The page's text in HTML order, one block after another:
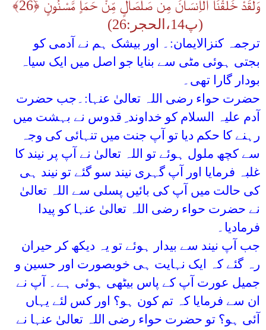
وَلَقَدْ خَلَقْنَا الۡاِنۡسَانَ مِنۡ صَلْصَالٍ مِّنْ حَمَاٍ مَّسْنُوۡنٍ ﴿ۚ26﴾
(پ14،الحجر:26)
ترجمہ کنزالایمان:۔ اور بیشک ہم نے آدمی کو
بجتی ہوئی مٹی سے بنایا جو اصل میں ایک سیاہ
بودار گارا تھی۔
حضرت حواء رضی اللہ تعالیٰ عنہا:۔جب حضرت
آدم علیہ السلام کو خداوند ِ قدوس نے بہشت میں
رہنے کا حکم دیا تو آپ جنت میں تنہائی کی وجہ
سے کچھ ملول ہوئے تو اللہ تعالیٰ نے آپ پر نیند کا
غلبہ فرمایا اور آپ گہری نیند سو گئے تو نیند ہی
کی حالت میں آپ کی بائیں پسلی سے اللہ تعالیٰ
نے حضرت حواء رضی اللہ تعالیٰ عنہا کو پیدا
فرمادیا۔
جب آپ نیند سے بیدار ہوئے تو یہ دیکھ کر حیران
رہ گئے کہ ایک نہایت ہی خوبصورت اور حسین و
جمیل عورت آپ کے پاس بیٹھی ہوئی ہے۔ آپ نے
ان سے فرمایا کہ تم کون ہو؟ اور کس لئے یہاں
آئی ہو؟ تو حضرت حواء رضی اللہ تعالیٰ عنہا نے